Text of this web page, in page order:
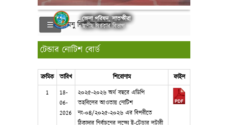
জেলা পরিষদ, সাতক্ষীরা
স্থানীয় সরকার বিভাগ
মেনু নির্বাচন করুন
টেন্ডার নোটিশ বোর্ড
ক্রমিক তারিখ শিরোনাম
ফাইল
1
18-
06-
2026
২০২৫-২০২৬ অর্থ বছরে এডিপি
তহবিলের আওতায় নোটিশ
নং-০৪/২০২৫-২০২৬ এর বিপরীতে
ঠিকাদার নির্বাচনের লক্ষ্যে ই-টেন্ডার লটারী